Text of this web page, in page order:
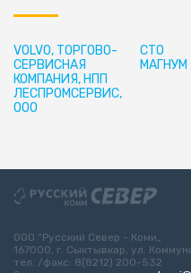
VOLVO, ТОРГОВО-
СЕРВИСНАЯ
КОМПАНИЯ, НПП
ЛЕСПРОМСЕРВИС,
ООО
СТО
МАГНУМ
ООО “Русский Север - Коми„
167000, г. Сыктывкар, ул.
тел. /факс: 8(8212) 200-532